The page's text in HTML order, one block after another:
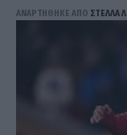
ΑΝΑΡΤΗΘΗΚΕ ΑΠΟ ΣΤΈΛΛΑ